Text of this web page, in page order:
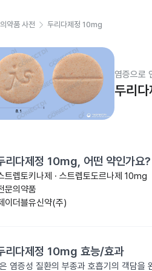
의약품 사전 두리다제정 10mg
염증으로
두리
리다제정 10mg, 어떤 약인가요?
트렙토키나제 · 스트렙토도르나제 10mg
문의약품
이더블유신약(주)
리다제정 10mg 효능/효과
염증성 질환의 부종과 호흡기의 객담을